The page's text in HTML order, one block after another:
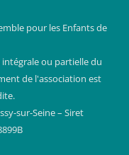
pour les Enfants de
ou partielle du
de l'association est
sur-Seine – Siret